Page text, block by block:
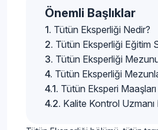
Önemli Başlıklar
Tütün Eksperliği Nedir?
Tütün Eksperliği Eğitim
Tütün Eksperliği
Tütün Eksperliği
Tütün Eksperi Maaşları
Kalite Kontrol Uzmanı